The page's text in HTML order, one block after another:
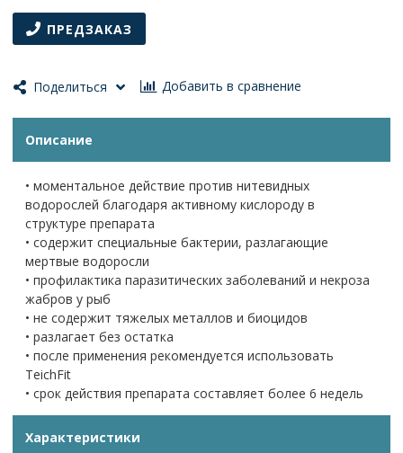
ПРЕДЗАКАЗ
Поделиться Добавить в сравнение
Описание
• моментальное действие против нитевидных
водорослей благодаря активному кислороду в
структуре препарата
• содержит специальные бактерии, разлагающие
мертвые водоросли
• профилактика паразитических заболеваний и некроза
жабров у рыб
• не содержит тяжелых металлов и биоцидов
• разлагает без остатка
• после применения рекомендуется использовать
TeichFit
• срок действия препарата составляет более 6 недель
Характеристики